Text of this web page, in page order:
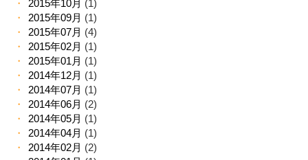
2015年10月 (1)
2015年09月 (1)
2015年07月 (4)
2015年02月 (1)
2015年01月 (1)
2014年12月 (1)
2014年07月 (1)
2014年06月 (2)
2014年05月 (1)
2014年04月 (1)
2014年02月 (2)